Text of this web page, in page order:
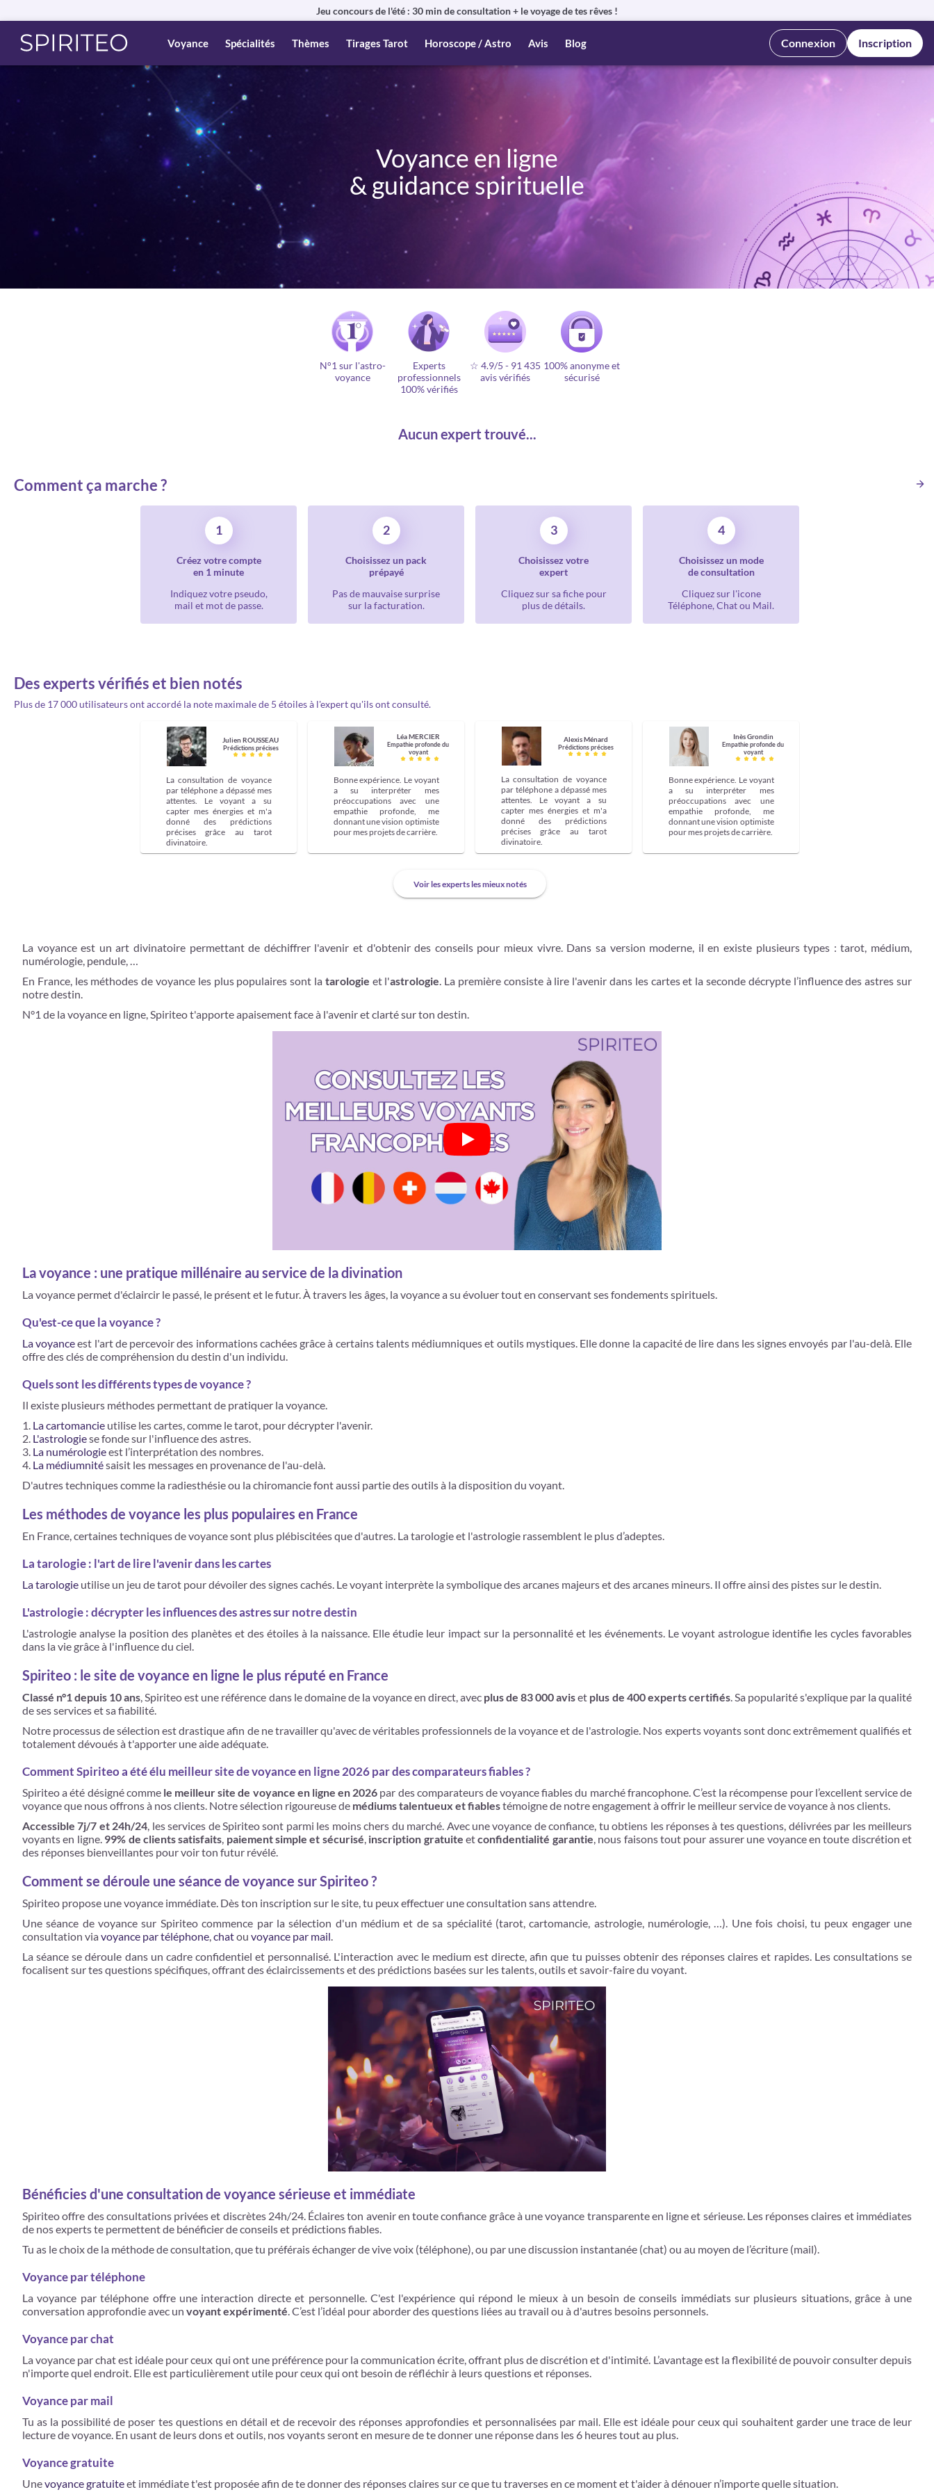
Jeu concours de l'été : 30 min de consultation + le voyage de tes rêves !
Voyance Spécialités Thèmes Tirages Tarot Horoscope / Astro Avis Blog Connexion Inscription
Voyance en ligne
& guidance spirituelle
N°1 sur l'astro-
voyance
Experts
professionnels
100% vérifiés
☆ 4.9/5 - 91 435
avis vérifiés
100% anonyme et
sécurisé
Aucun expert trouvé...
Comment ça marche ?
1
Créez votre compte
en 1 minute
Indiquez votre pseudo,
mail et mot de passe.
2
Choisissez un pack
prépayé
Pas de mauvaise surprise
sur la facturation.
3
Choisissez votre
expert
Cliquez sur sa fiche pour
plus de détails.
4
Choisissez un mode
de consultation
Cliquez sur l'icone
Téléphone, Chat ou Mail.
Des experts vérifiés et bien notés
Plus de 17 000 utilisateurs ont accordé la note maximale de 5 étoiles à l'expert qu'ils ont consulté.
Julien ROUSSEAU
Prédictions précises
La consultation de voyance
par téléphone a dépassé mes
attentes. Le voyant a su
capter mes énergies et m'a
donné des prédictions
précises grâce au tarot
divinatoire.
Léa MERCIER
Empathie profonde du
voyant
Bonne expérience. Le voyant
a su interpréter mes
préoccupations avec une
empathie profonde, me
donnant une vision optimiste
pour mes projets de carrière.
Alexis Ménard
Prédictions précises
La consultation de voyance
par téléphone a dépassé mes
attentes. Le voyant a su
capter mes énergies et m'a
donné des prédictions
précises grâce au tarot
divinatoire.
Inès Grondin
Empathie profonde du
voyant
Bonne expérience. Le voyant
a su interpréter mes
préoccupations avec une
empathie profonde, me
donnant une vision optimiste
pour mes projets de carrière.
Voir les experts les mieux notés
La voyance est un art divinatoire permettant de déchiffrer l'avenir et d'obtenir des conseils pour mieux vivre. Dans sa version moderne, il en existe plusieurs types : tarot, médium,
numérologie, pendule, …
En France, les méthodes de voyance les plus populaires sont la tarologie et l'astrologie. La première consiste à lire l'avenir dans les cartes et la seconde décrypte l’influence des astres sur
notre destin.
N°1 de la voyance en ligne, Spiriteo t'apporte apaisement face à l'avenir et clarté sur ton destin.
La voyance : une pratique millénaire au service de la divination
La voyance permet d'éclaircir le passé, le présent et le futur. À travers les âges, la voyance a su évoluer tout en conservant ses fondements spirituels.
Qu'est-ce que la voyance ?
La voyanceest l'art de percevoir des informations cachées grâce à certains talents médiumniques et outils mystiques. Elle donne la capacité de lire dans les signes envoyés par l'au-delà. Elle
offre des clés de compréhension du destin d'un individu.
Quels sont les différents types de voyance ?
Il existe plusieurs méthodes permettant de pratiquer la voyance.
La cartomancie utilise les cartes, comme le tarot, pour décrypter l'avenir.
L'astrologiese fonde sur l'influence des astres.
La numérologieest l’interprétation des nombres.
La médiumnitésaisit les messages en provenance de l'au-delà.
D'autres techniques comme la radiesthésie ou la chiromancie font aussi partie des outils à la disposition du voyant.
Les méthodes de voyance les plus populaires en France
En France, certaines techniques de voyance sont plus plébiscitées que d'autres. La tarologie et l'astrologie rassemblent le plus d’adeptes.
La tarologie : l'art de lire l'avenir dans les cartes
La tarologie utilise un jeu de tarot pour dévoiler des signes cachés. Le voyant interprète la symbolique des arcanes majeurs et des arcanes mineurs. Il offre ainsi des pistes sur le destin.
L'astrologie : décrypter les influences des astres sur notre destin
L'astrologie analyse la position des planètes et des étoiles à la naissance. Elle étudie leur impact sur la personnalité et les événements. Le voyant astrologue identifie les cycles favorables
dans la vie grâce à l'influence du ciel.
Spiriteo : le site de voyance en ligne le plus réputé en France
Classé n°1 depuis 10 ans, Spiriteo est une référence dans le domaine de la voyance en direct, avec plus de 83 000 aviset plus de 400 experts certifiés. Sa popularité s'explique par la qualité
de ses services et sa fiabilité.
Notre processus de sélection est drastique afin de ne travailler qu'avec de véritables professionnels de la voyance et de l'astrologie. Nos experts voyants sont donc extrêmement qualifiés et
totalement dévoués à t'apporter une aide adéquate.
Comment Spiriteo a été élu meilleur site de voyance en ligne 2026 par des comparateurs fiables ?
Spiriteo a été désigné comme le meilleur site de voyance en ligne en 2026 par des comparateurs de voyance fiables du marché francophone. C’est la récompense pour l’excellent service de
voyance que nous offrons à nos clients. Notre sélection rigoureuse de médiums talentueux et fiablestémoigne de notre engagement à offrir le meilleur service de voyance à nos clients.
Accessible 7j/7 et 24h/24, les services de Spiriteo sont parmi les moins chers du marché. Avec une voyance de confiance, tu obtiens les réponses à tes questions, délivrées par les meilleurs
voyants en ligne. 99% de clients satisfaits, paiement simple et sécurisé, inscription gratuite etconfidentialité garantie, nous faisons tout pour assurer une voyance en toute discrétion et
des réponses bienveillantes pour voir ton futur révélé.
Comment se déroule une séance de voyance sur Spiriteo ?
Spiriteo propose une voyance immédiate. Dès ton inscription sur le site, tu peux effectuer une consultation sans attendre.
Une séance de voyance sur Spiriteo commence par la sélection d'un médium et de sa spécialité (tarot, cartomancie, astrologie, numérologie, …). Une fois choisi, tu peux engager une
consultation via voyance par téléphone,chatou voyance par mail.
La séance se déroule dans un cadre confidentiel et personnalisé. L'interaction avec le medium est directe, afin que tu puisses obtenir des réponses claires et rapides. Les consultations se
focalisent sur tes questions spécifiques, offrant des éclaircissements et des prédictions basées sur les talents, outils et savoir-faire du voyant.
Bénéficies d'une consultation de voyance sérieuse et immédiate
Spiriteo offre des consultations privées et discrètes 24h/24. Éclaires ton avenir en toute confiance grâce à une voyance transparente en ligne et sérieuse. Les réponses claires et immédiates
de nos experts te permettent de bénéficier de conseils et prédictions fiables.
Tu as le choix de la méthode de consultation, que tu préférais échanger de vive voix (téléphone), ou par une discussion instantanée (chat) ou au moyen de l’écriture (mail).
Voyance par téléphone
La voyance par téléphone offre une interaction directe et personnelle. C'est l'expérience qui répond le mieux à un besoin de conseils immédiats sur plusieurs situations, grâce à une
conversation approfondie avec un voyant expérimenté . C’est l’idéal pour aborder des questions liées au travail ou à d'autres besoins personnels.
Voyance par chat
La voyance par chat est idéale pour ceux qui ont une préférence pour la communication écrite, offrant plus de discrétion et d'intimité. L’avantage est la flexibilité de pouvoir consulter depuis
n'importe quel endroit. Elle est particulièrement utile pour ceux qui ont besoin de réfléchir à leurs questions et réponses.
Voyance par mail
Tu as la possibilité de poser tes questions en détail et de recevoir des réponses approfondies et personnalisées par mail. Elle est idéale pour ceux qui souhaitent garder une trace de leur
lecture de voyance. En usant de leurs dons et outils, nos voyants seront en mesure de te donner une réponse dans les 6 heures tout au plus.
Voyance gratuite
Unevoyance gratuiteet immédiate t'est proposée afin de te donner des réponses claires sur ce que tu traverses en ce moment et t'aider à dénouer n’importe quelle situation.